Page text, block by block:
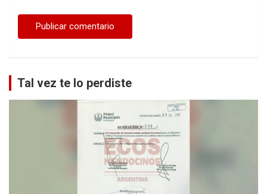
Tal vez te lo perdiste